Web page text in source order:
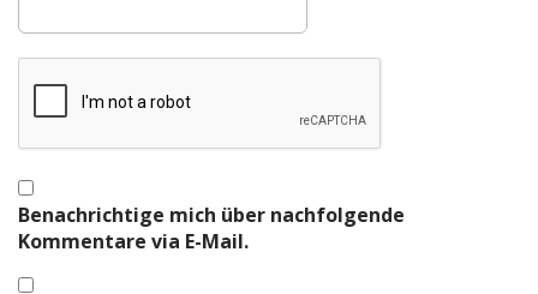
Benachrichtige mich über nachfolgende
Kommentare via E-Mail.